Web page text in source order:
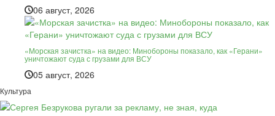
06 август, 2026
«Морская зачистка» на видео: Минобороны показало, как «Герани»
уничтожают суда с грузами для ВСУ
05 август, 2026
Культура